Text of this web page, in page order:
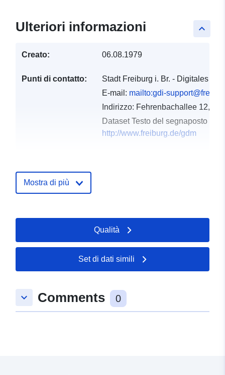
keyboard_arrow_up
Ulteriori informazioni
Creato: 06.08.1979
Punti di contatto:
Stadt Freiburg i. Br. - Digitales
E-mail: mailto:gdi-
Indirizzo: Fehrenbachallee 12,
Dataset Testo del segnaposto
http://www.freiburg.de/gdm
catalogo:
48.0062 ], [ 7.8798, 48.0062
], [ 7.8798, 48.0051 ], [
7.8722, 48.0051 ], [ 7.8722,
48.0062 ] ]
uriRef:
http://data.europa.eu/88u/dataset/
Mostra di più
Qualità
Set di dati simili
keyboard_arrow_down Comments 0